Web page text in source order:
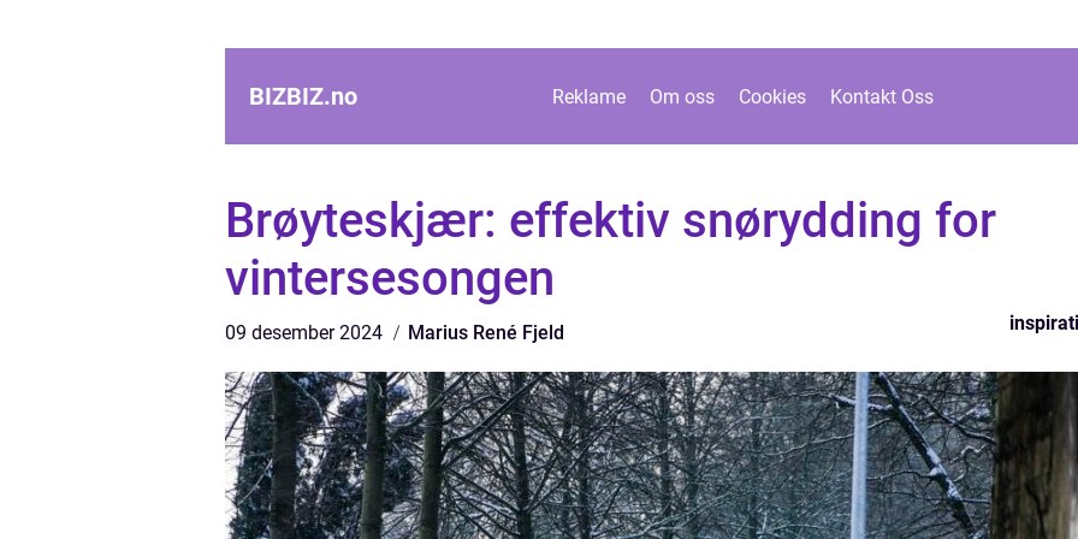
BIZBIZ.no Reklame Om oss Cookies Kontakt Oss
Brøyteskjær: effektiv snørydding for
vintersesongen
09 desember 2024 Marius René Fjeld